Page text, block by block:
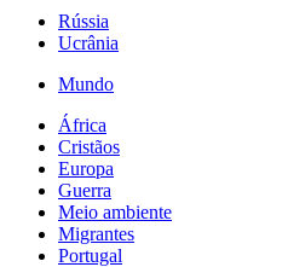
Rússia
Ucrânia
Mundo
África
Cristãos
Europa
Guerra
Meio ambiente
Migrantes
Portugal